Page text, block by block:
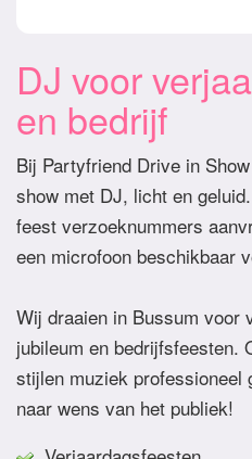
DJ voor
en bedrijf
Bij Partyfriend Drive in
show met DJ, licht en
feest verzoeknummers
een microfoon beschikbaar
Wij draaien in Bussum voor
jubileum en bedrijfsfeesten.
stijlen muziek professioneel
naar wens van het publiek!